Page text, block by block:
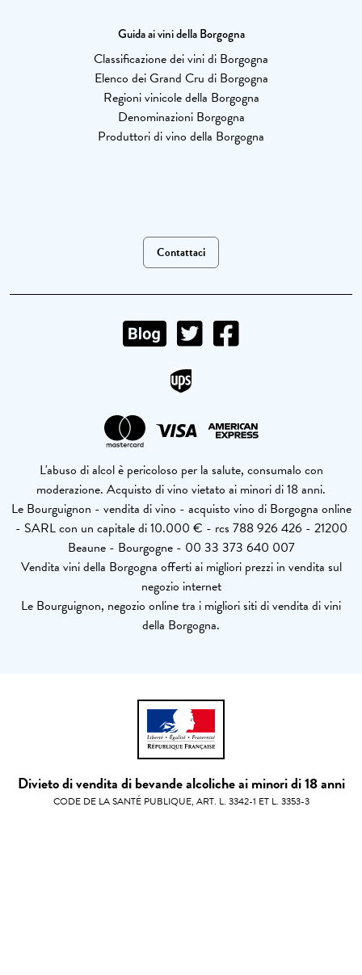
Guida ai vini della Borgogna
Classificazione dei vini di Borgogna
Elenco dei Grand Cru di Borgogna
Regioni vinicole della Borgogna
Denominazioni Borgogna
Produttori di vino della Borgogna
Contattaci
L'abuso di alcol è pericoloso per la salute, consumalo con
moderazione. Acquisto di vino vietato ai minori di 18 anni.
Le Bourguignon - vendita di vino - acquisto vino di Borgogna online
- SARL con un capitale di 10.000 € - rcs 788 926 426 - 21200
Beaune - Bourgogne - 00 33 373 640 007
Vendita vini della Borgogna offerti ai migliori prezzi in vendita sul
negozio internet
Le Bourguignon, negozio online tra i migliori siti di vendita di vini
della Borgogna.
Divieto di vendita di bevande alcoliche ai minori di 18 anni
CODE DE LA SANTÉ PUBLIQUE, ART. L. 3342-1 ET L. 3353-3